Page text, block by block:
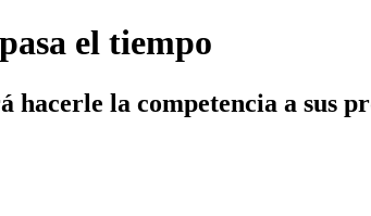
el tiempo
hacerle la competencia a sus